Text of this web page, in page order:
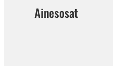
Ainesosat